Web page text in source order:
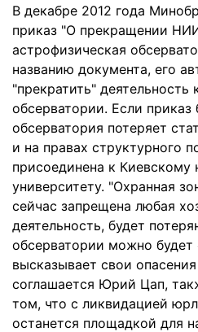
В декабре 2012 года
приказ "О прекращении
астрофизическая
названию документа, его
"прекратить"
обсерватории. Если приказ
обсерватория потеряет
и на правах структурного
присоединена к Киевскому
университету. "Охранная
сейчас запрещена любая
деятельность, будет
обсерватории можно
высказывает свои
соглашается Юрий Цап,
том, что с ликвидацией
останется площадкой для